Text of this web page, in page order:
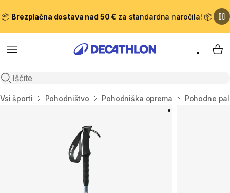
📦 Brezplačna dostava nad 50 € za standardna naročila! 📦
Meni
Odpri iskanje
Domov
Vsi športi Pohodništvo Pohodniška oprema Pohodne